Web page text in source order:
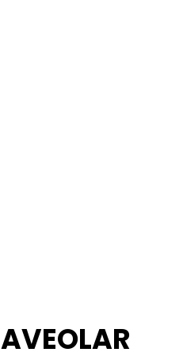
AVEOLAR